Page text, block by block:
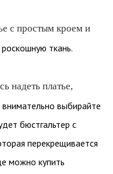
с простым кроем и
ткань.
надеть платье,
выбирайте
бюстгальтер с
перекрещивается
можно купить